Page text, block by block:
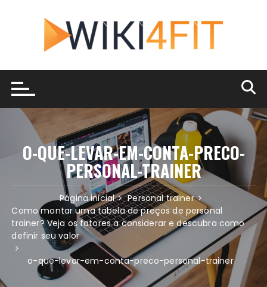
conteúdo
O-QUE-LEVAR-EM-CONTA-PRECO-
PERSONAL-TRAINER
Página inicial
Personal trainer
Como montar uma tabela de preços de personal
trainer? Veja os fatores a considerar e descubra como
definir seu valor
o-que-levar-em-conta-preco-personal-trainer